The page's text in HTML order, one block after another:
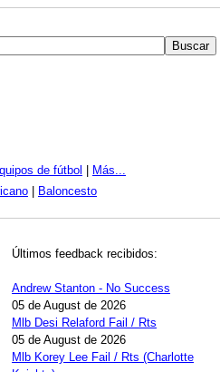
de fútbol
Más...
Baloncesto
Últimos feedback recibidos:
Andrew Stanton - No Success
05 de August de 2026
Mlb Desi Relaford Fail / Rts
05 de August de 2026
Mlb Korey Lee Fail / Rts (Charlotte